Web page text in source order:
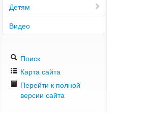
Детям
Видео
Поиск
Карта сайта
Перейти к полной
версии сайта